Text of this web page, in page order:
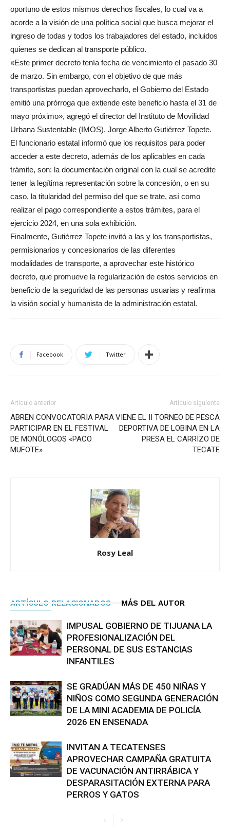
oportuno de estos mismos derechos fiscales, lo cual va a
acorde a la visión de una política social que busca mejorar el
ingreso de todas y todos los trabajadores del estado, incluidos
quienes se dedican al transporte público.
«Este primer decreto tenía fecha de vencimiento el pasado 30
de marzo. Sin embargo, con el objetivo de que más
transportistas puedan aprovecharlo, el Gobierno del Estado
emitió una prórroga que extiende este beneficio hasta el 31 de
mayo próximo», agregó el director del Instituto de Movilidad
Urbana Sustentable (IMOS), Jorge Alberto Gutiérrez Topete.
El funcionario estatal informó que los requisitos para poder
acceder a este decreto, además de los aplicables en cada
trámite, son: la documentación original con la cual se acredite
tener la legítima representación sobre la concesión, o en su
caso, la titularidad del permiso del que se trate, así como
realizar el pago correspondiente a estos trámites, para el
ejercicio 2024, en una sola exhibición.
Finalmente, Gutiérrez Topete invitó a las y los transportistas,
permisionarios y concesionarios de las diferentes
modalidades de transporte, a aprovechar este histórico
decreto, que promueve la regularización de estos servicios en
beneficio de la seguridad de las personas usuarias y reafirma
la visión social y humanista de la administración estatal.
Facebook Twitter
Artículo anterior
ABREN CONVOCATORIA PARA
PARTICIPAR EN EL FESTIVAL
DE MONÓLOGOS «PACO
MUFOTE»
Artículo siguiente
VIENE EL II TORNEO DE PESCA
DEPORTIVA DE LOBINA EN LA
PRESA EL CARRIZO DE
TECATE
Rosy Leal
ARTÍCULO RELACIONADOS MÁS DEL AUTOR
IMPUSAL GOBIERNO DE TIJUANA LA
PROFESIONALIZACIÓN DEL
PERSONAL DE SUS ESTANCIAS
INFANTILES
SE GRADÚAN MÁS DE 450 NIÑAS Y
NIÑOS COMO SEGUNDA GENERACIÓN
DE LA MINI ACADEMIA DE POLICÍA
2026 EN ENSENADA
INVITAN A TECATENSES
APROVECHAR CAMPAÑA GRATUITA
DE VACUNACIÓN ANTIRRÁBICA Y
DESPARASITACIÓN EXTERNA PARA
PERROS Y GATOS